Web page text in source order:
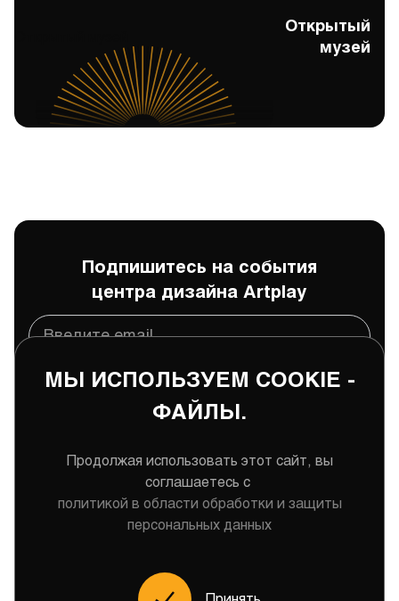
Открытый
музей
Подпишитесь на события
центра дизайна Artplay
персональных данных
МЫ ИСПОЛЬЗУЕМ COOKIE -
ФАЙЛЫ.
Продолжая использовать этот сайт, вы
соглашаетесь с
политикой в области обработки и защиты
персональных данных